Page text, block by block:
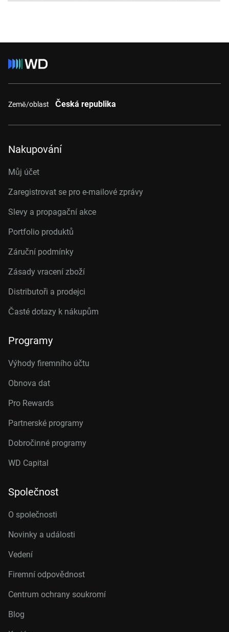
Země/oblast Česká republika
Nakupování
Můj účet
Zaregistrovat se pro e-mailové zprávy
Slevy a propagační akce
Portfolio produktů
Záruční podmínky
Zásady vracení zboží
Distributoři a prodejci
Časté dotazy k nákupům
Programy
Výhody firemního účtu
Obnova dat
Pro Rewards
Partnerské programy
Dobročinné programy
WD Capital
Společnost
O společnosti
Novinky a události
Vedení
Firemní odpovědnost
Centrum ochrany soukromí
Blog